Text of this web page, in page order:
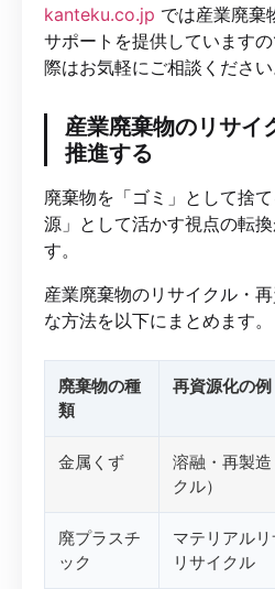
kanteku.co.jp では産業廃棄
サポートを提供しています
際はお気軽にご相談ください
産業廃棄物のリサイ
推進する
廃棄物を「ゴミ」として捨
源」として活かす視点の転
す。
産業廃棄物のリサイクル・
な方法を以下にまとめます。
廃棄物の種
類
再資源化の例
金属くず
溶融・再製
クル）
廃プラスチ
ック
マテリアル
リサイクル